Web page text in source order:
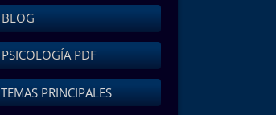
BLOG
PSICOLOGÍA PDF
TEMAS PRINCIPALES